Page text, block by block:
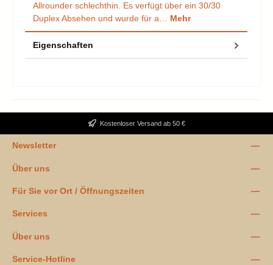
Allrounder schlechthin. Es verfügt über ein 30/30
Duplex Absehen und wurde für a… Mehr
Eigenschaften
Kostenloser Versand ab 50 €
Newsletter
Über uns
Für Sie vor Ort / Öffnungszeiten
Services
Über uns
Service-Hotline